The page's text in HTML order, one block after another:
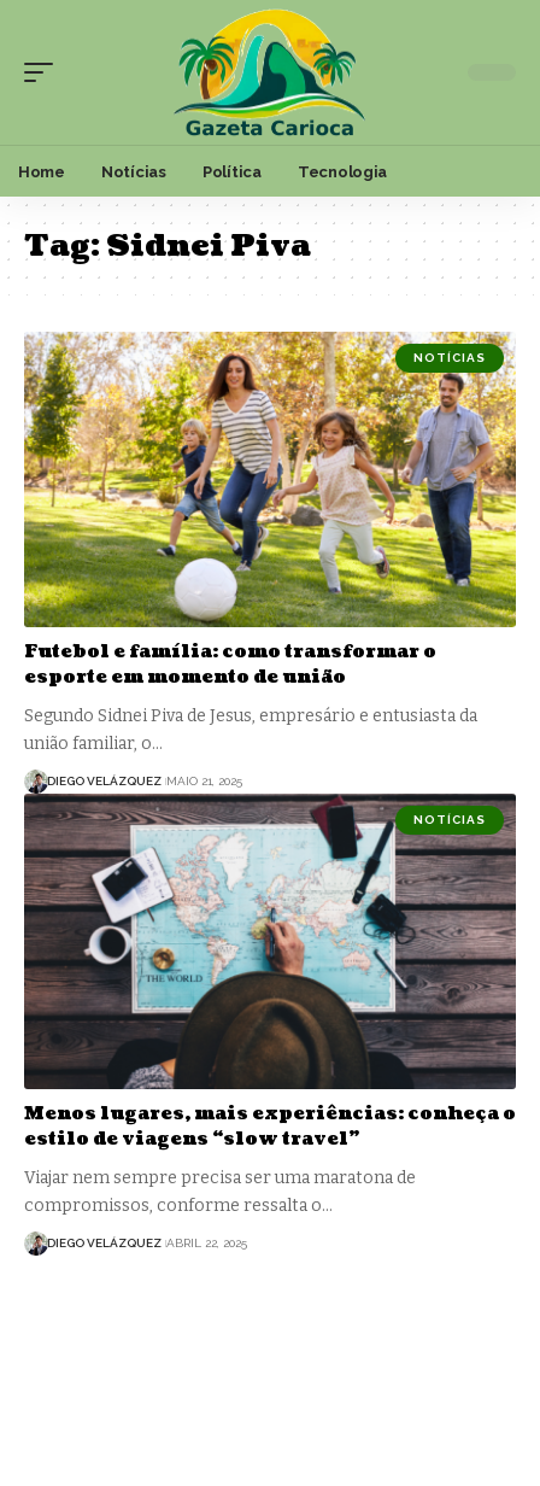
Home Notícias Política Tecnologia
Tag:Sidnei Piva
NOTÍCIAS
Futebol e família: como transformar o
esporte em momento de união
Segundo Sidnei Piva de Jesus, empresário e entusiasta da
união familiar, o…
DIEGO VELÁZQUEZ MAIO 21, 2025
NOTÍCIAS
Menos lugares, mais experiências: conheça o
estilo de viagens “slow travel”
Viajar nem sempre precisa ser uma maratona de
compromissos, conforme ressalta o…
DIEGO VELÁZQUEZ ABRIL 22, 2025